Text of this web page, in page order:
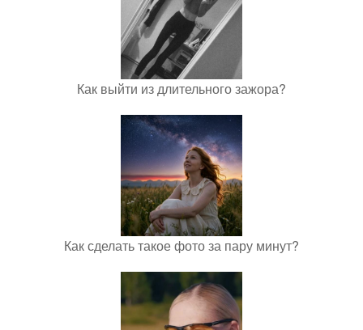
Как выйти из длительного зажора?
Как сделать такое фото за пару минут?